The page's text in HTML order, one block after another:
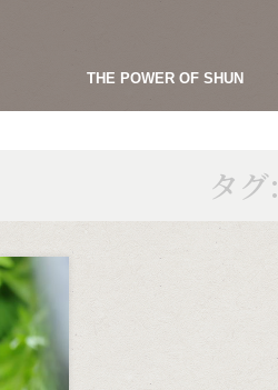
THE POWER OF SHUN
タグ: